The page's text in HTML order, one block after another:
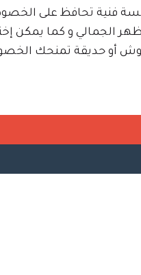
فنية تحافظ على
الجمالي و كما يمكن
حديقة تمنحك